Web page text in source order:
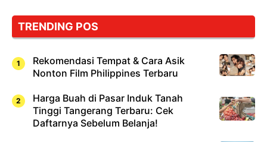
TRENDING POS
Rekomendasi Tempat & Cara Asik
Nonton Film Philippines Terbaru
Harga Buah di Pasar Induk Tanah
Tinggi Tangerang Terbaru: Cek
Daftarnya Sebelum Belanja!